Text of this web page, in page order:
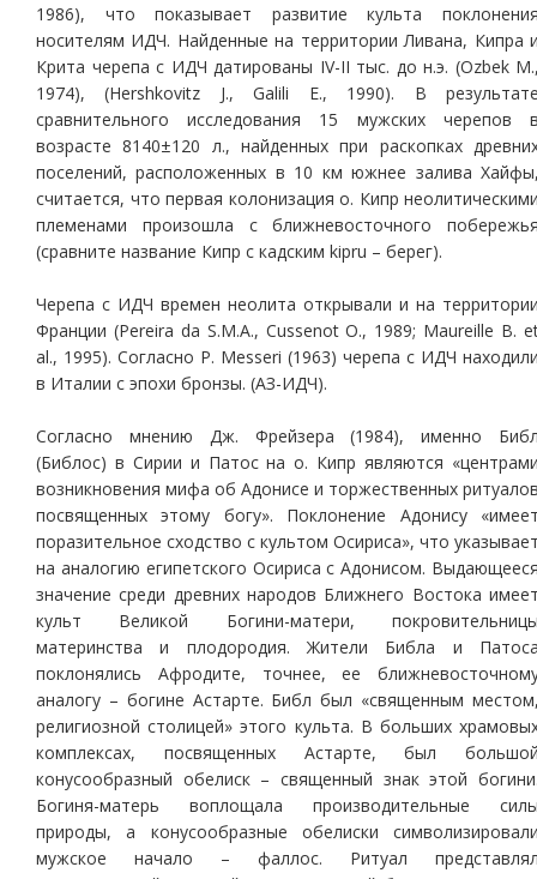
1986), что показывает развитие культа
носителям ИДЧ. Найденные на территории Ливана, Кипра
Крита черепа с ИДЧ датированы IV-II тыс. до н.э. (Ozbek
1974), (Hershkovitz J., Galili E., 1990). В
сравнительного исследования 15 мужских черепов
возрасте 8140±120 л., найденных при раскопках
поселений, расположенных в 10 км южнее залива
считается, что первая колонизация о. Кипр
племенами произошла с ближневосточного
(сравните название Кипр с кадским kipru – берег).
Черепа с ИДЧ времен неолита открывали и на
Франции (Pereira da S.M.A., Cussenot O., 1989; Maureille B.
al., 1995). Согласно P. Messeri (1963) черепа с ИДЧ
в Италии с эпохи бронзы. (АЗ-ИДЧ).
Согласно мнению Дж. Фрейзера (1984), именно
(Библос) в Сирии и Патос на о. Кипр являются
возникновения мифа об Адонисе и торжественных
посвященных этому богу». Поклонение Адонису
поразительное сходство с культом Осириса», что
на аналогию египетского Осириса с Адонисом.
значение среди древних народов Ближнего Востока
культ Великой Богини-матери,
материнства и плодородия. Жители Библа и
поклонялись Афродите, точнее, ее
аналогу – богине Астарте. Библ был «священным
религиозной столицей» этого культа. В больших
комплексах, посвященных Астарте, был
конусообразный обелиск – священный знак этой
Богиня-матерь воплощала производительные
природы, а конусообразные обелиски
мужское начало – фаллос. Ритуал